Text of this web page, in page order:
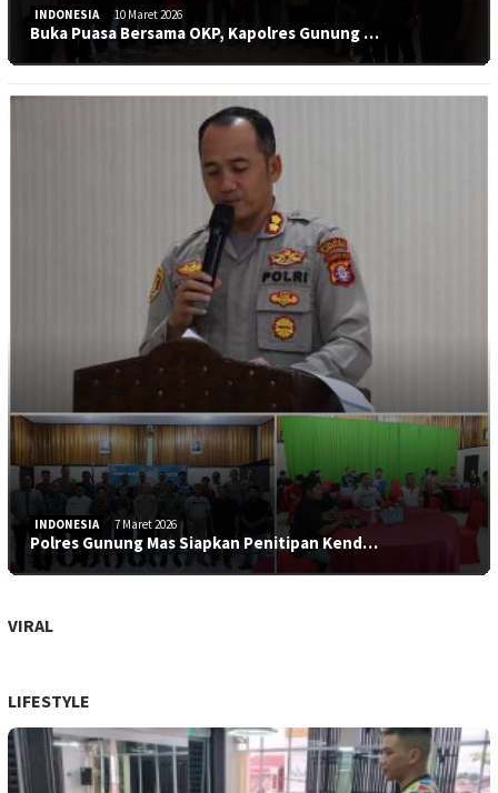
INDONESIA 10 Maret 2026
Buka Puasa Bersama OKP, Kapolres Gunung …
INDONESIA 7 Maret 2026
Polres Gunung Mas Siapkan Penitipan Kend…
VIRAL
LIFESTYLE